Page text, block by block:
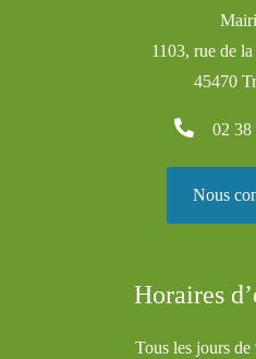
1103, rue de
45470
02 38
Nous
Horaires
Tous les jours